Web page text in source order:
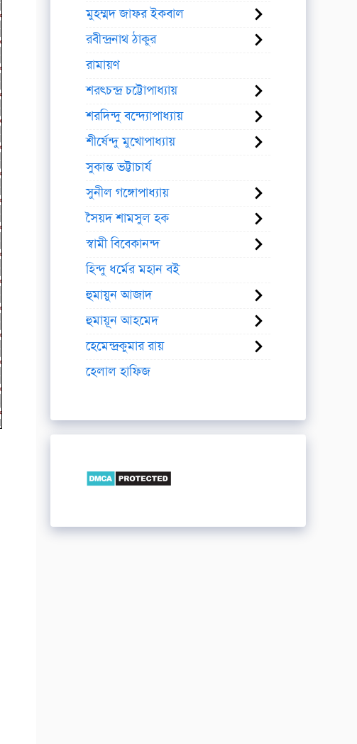
মুহম্মদ জাফর ইকবাল
রবীন্দ্রনাথ ঠাকুর
রামায়ণ
শরৎচন্দ্র চট্টোপাধ্যায়
শরদিন্দু বন্দ্যোপাধ্যায়
শীর্ষেন্দু মুখোপাধ্যায়
সুকান্ত ভট্টাচার্য
সুনীল গঙ্গোপাধ্যায়
সৈয়দ শামসুল হক
স্বামী বিবেকানন্দ
হিন্দু ধর্মের মহান বই
হুমায়ুন আজাদ
হুমায়ূন আহমেদ
হেমেন্দ্রকুমার রায়
হেলাল হাফিজ